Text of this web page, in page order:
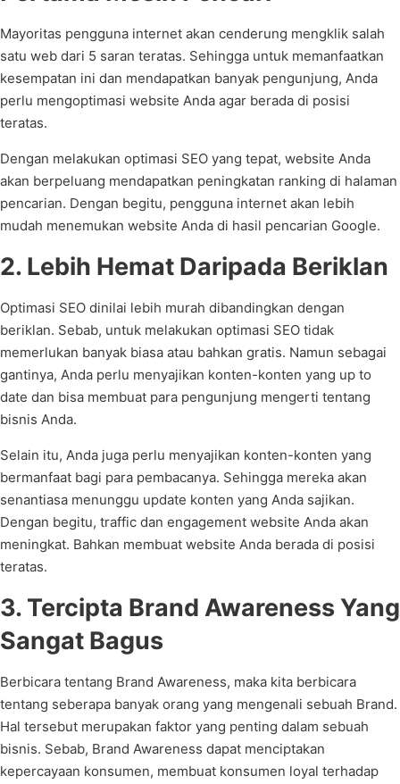
Mayoritas pengguna internet akan cenderung mengklik salah
satu web dari 5 saran teratas. Sehingga untuk memanfaatkan
kesempatan ini dan mendapatkan banyak pengunjung, Anda
perlu mengoptimasi website Anda agar berada di posisi
teratas.
Dengan melakukan optimasi SEO yang tepat, website Anda
akan berpeluang mendapatkan peningkatan ranking di halaman
pencarian. Dengan begitu, pengguna internet akan lebih
mudah menemukan website Anda di hasil pencarian Google.
2. Lebih Hemat Daripada Beriklan
Optimasi SEO dinilai lebih murah dibandingkan dengan
beriklan. Sebab, untuk melakukan optimasi SEO tidak
memerlukan banyak biasa atau bahkan gratis. Namun sebagai
gantinya, Anda perlu menyajikan konten-konten yang up to
date dan bisa membuat para pengunjung mengerti tentang
bisnis Anda.
Selain itu, Anda juga perlu menyajikan konten-konten yang
bermanfaat bagi para pembacanya. Sehingga mereka akan
senantiasa menunggu update konten yang Anda sajikan.
Dengan begitu, traffic dan engagement website Anda akan
meningkat. Bahkan membuat website Anda berada di posisi
teratas.
3. Tercipta Brand Awareness Yang
Sangat Bagus
Berbicara tentang Brand Awareness, maka kita berbicara
tentang seberapa banyak orang yang mengenali sebuah Brand.
Hal tersebut merupakan faktor yang penting dalam sebuah
bisnis. Sebab, Brand Awareness dapat menciptakan
kepercayaan konsumen, membuat konsumen loyal terhadap